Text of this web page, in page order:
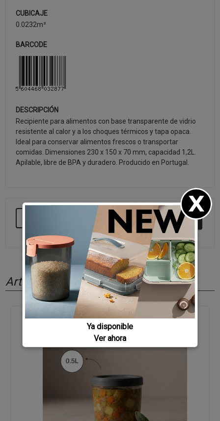
CUBICAJE
0.0232m³
BARCODE
DESCRIPCIÓN
Recipiente para alimentos con base transparente de vidrio
resistente al calor y a los choques térmicos y tapa opaca.
Ideal para conservar alimentos frescos o transportar
comidas. Dimensiones 230 x 150 x 70 mm, capacidad 1,2L.
Apilable, libre de BPA y duradero. Producido en Portugal.
SEGUIR COMPRANDO
Artículos relacionados
Ya disponible
Ver ahora